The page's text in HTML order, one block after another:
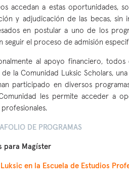
accedan a estas oportunidades,
y adjudicación de las becas, sin
en postular a uno de los
seguir el proceso de admisión
al apoyo financiero,
de la Comunidad Luksic Scholars,
participado en diversos
les permite acceder a
DE PROGRAMAS
para Magíster
Luksic en la Escuela de Estudios